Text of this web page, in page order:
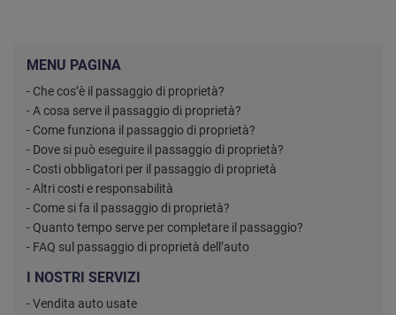
MENU PAGINA
- Che cos’è il passaggio di proprietà?
- A cosa serve il passaggio di proprietà?
- Come funziona il passaggio di proprietà?
- Dove si può eseguire il passaggio di proprietà?
- Costi obbligatori per il passaggio di proprietà
- Altri costi e responsabilità
- Come si fa il passaggio di proprietà?
- Quanto tempo serve per completare il passaggio?
- FAQ sul passaggio di proprietà dell’auto
I NOSTRI SERVIZI
- Vendita auto usate